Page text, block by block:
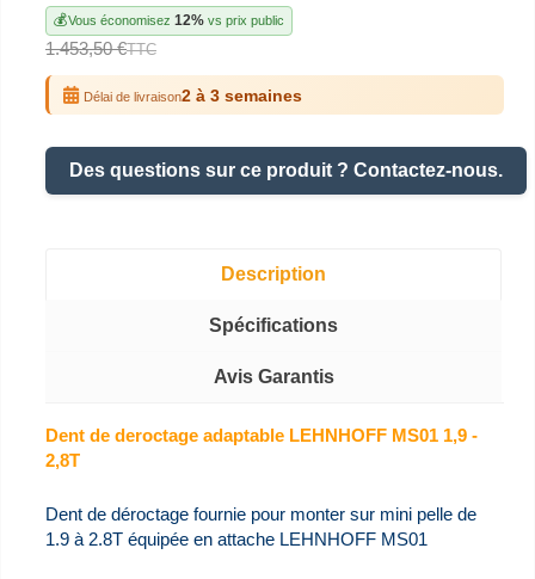
💰Vous économisez 12% vs prix public
1.453,50 €TTC
Délai de livraison2 à 3 semaines
Des questions sur ce produit ? Contactez-nous.
Description
Spécifications
Avis Garantis
Dent de deroctage adaptable LEHNHOFF MS01 1,9 -
2,8T
Dent de déroctage fournie pour monter sur mini pelle de
1.9 à 2.8T équipée en attache LEHNHOFF MS01